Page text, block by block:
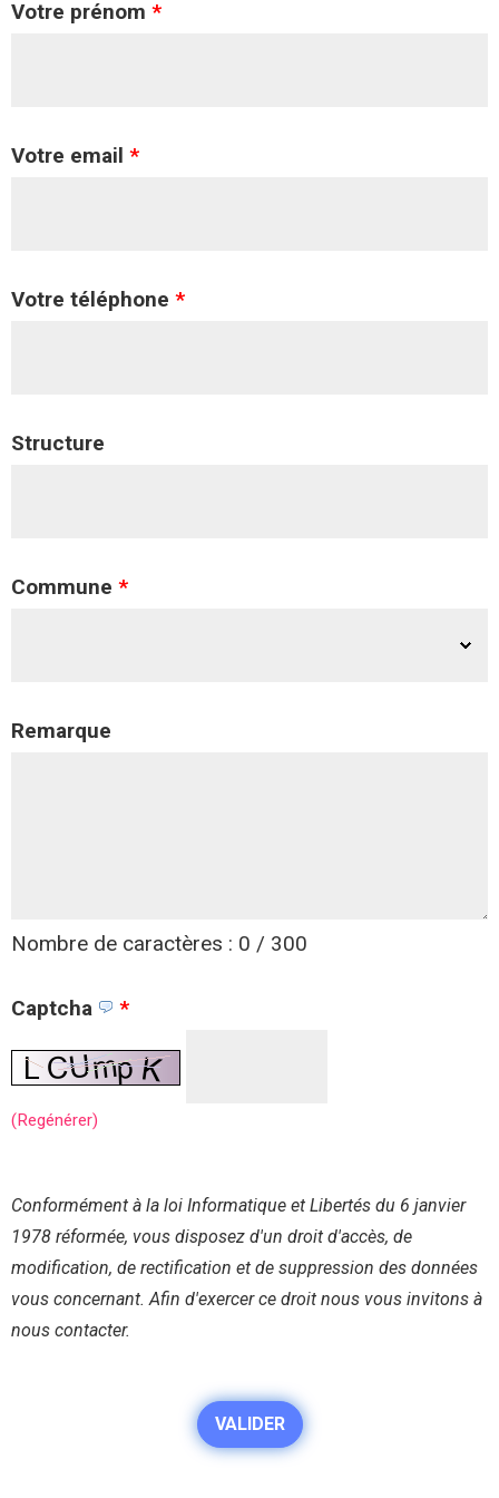
Votre prénom *
Votre email *
Votre téléphone *
Structure
Commune *
Remarque
Nombre de caractères : 0 / 300
Captcha *
(Regénérer)
Conformément à la loi Informatique et Libertés du 6 janvier
1978 réformée, vous disposez d'un droit d'accès, de
modification, de rectification et de suppression des données
vous concernant. Afin d'exercer ce droit nous vous invitons à
nous contacter.